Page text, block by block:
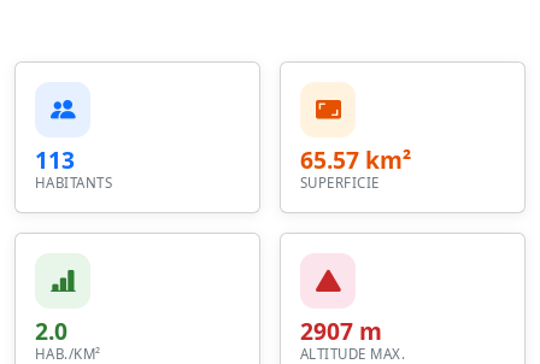
113
HABITANTS
65.57 km²
SUPERFICIE
2.0
HAB./KM²
2907 m
ALTITUDE MAX.